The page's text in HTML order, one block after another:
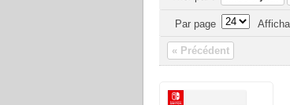
Par page
« Précédent